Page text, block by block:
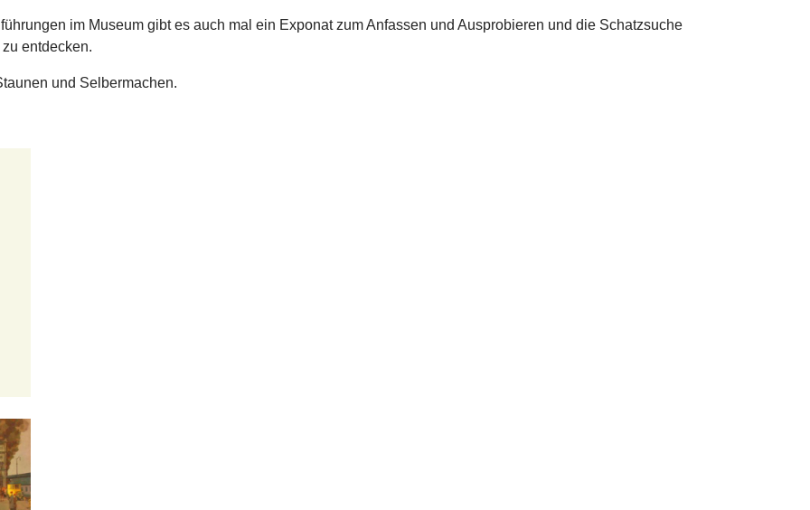
im Museum gibt es auch mal ein Exponat zum Anfassen und Ausprobieren und die Schatzsuche
entdecken.
und Selbermachen.